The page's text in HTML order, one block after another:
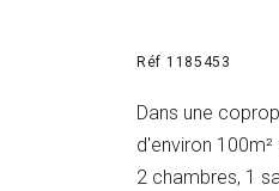
Réf 1185453
Dans une
d'environ
2 chambres, 1